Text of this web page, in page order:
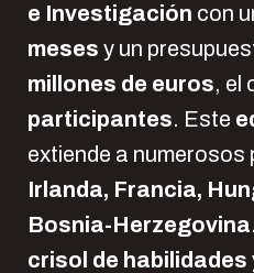
e Investigación con
meses y un
millones de euros, el
participantes. Este
extiende a numerosos
Irlanda, Francia,
Bosnia-Herzegovina
crisol de